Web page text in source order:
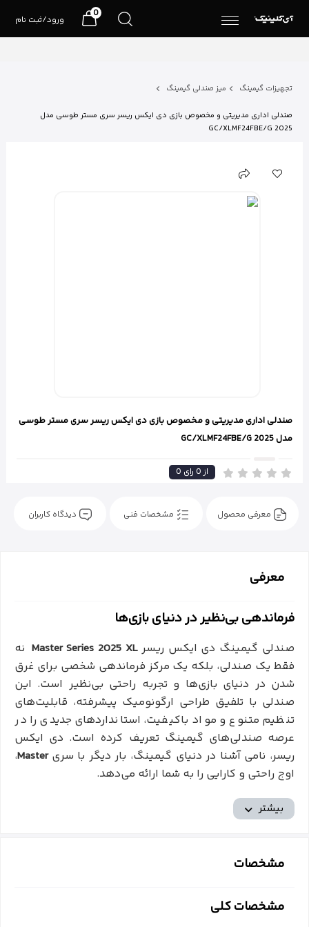
ورود/ثبت نام
0
تجهیزات گیمینگ میز صندلی گیمینگ
صندلی اداری مدیریتی و مخصوص بازی دی ایکس ریسر سری مستر طوسی مدل
GC/XLMF24FBE/G 2025
صندلی اداری مدیریتی و مخصوص بازی دی ایکس ریسر سری مستر طوسی
مدل GC/XLMF24FBE/G 2025
0 از0 رای
معرفی محصول مشخصات فنی دیدگاه کاربران
معرفی
فرماندهی بی‌نظیر در دنیای بازی‌ها
صندلی گیمینگ دی ایکس ریسر Master Series 2025 XL نه
فقط یک صندلی، بلکه یک مرکز فرماندهی شخصی برای غرق
شدن در دنیای بازی‌ها و تجربه راحتی بی‌نظیر است. این
صندلی با تلفیق طراحی ارگونومیک پیشرفته، قابلیت‌های
تنظیم متنوع و مواد باکیفیت، استانداردهای جدیدی را در
عرصه صندلی‌های گیمینگ تعریف کرده است. دی ایکس
ریسر، نامی آشنا در دنیای گیمینگ، بار دیگر با سریMaster،
اوج راحتی و کارایی را به شما ارائه می‌دهد.
پشتیبانی کامل از سر و گردن با پشتی سر قابل تنظیم
تنظیم ارتفاع است. این پشتی سر به گونه‌ای طراحی شده
جلوگیری می‌کند. شما می‌توانید به راحتی ارتفاع پشتی سر را
بیشتر
مشخصات
مشخصات کلی